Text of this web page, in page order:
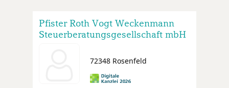
Pfister Roth Vogt Weckenmann
Steuerberatungsgesellschaft mbH
72348 Rosenfeld